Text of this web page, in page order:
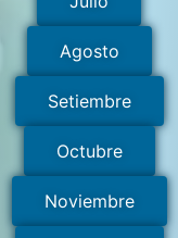
Agosto
Setiembre
Octubre
Noviembre